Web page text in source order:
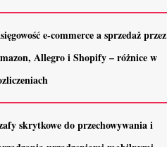
e-commerce a sprzedaż przez
Allegro i Shopify – różnice w
skrytkowe do przechowywania i